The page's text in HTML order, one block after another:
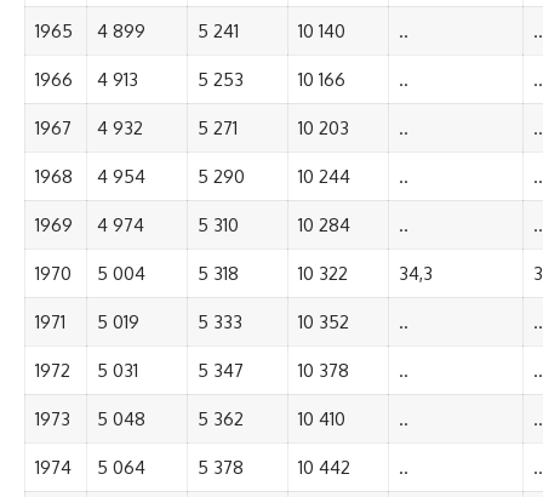
1965 4 899 5 241 10 140 .. ..
1966 4 913 5 253 10 166 .. ..
1967 4 932 5 271 10 203 .. ..
1968 4 954 5 290 10 244 .. ..
1969 4 974 5 310 10 284 .. ..
1970 5 004 5 318 10 322 34,3
1971 5 019 5 333 10 352 .. ..
1972 5 031 5 347 10 378 .. ..
1973 5 048 5 362 10 410 .. ..
1974 5 064 5 378 10 442 .. ..